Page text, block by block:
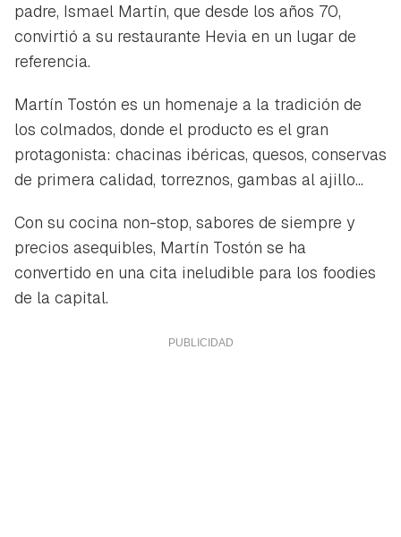
padre, Ismael Martín, que desde los años 70,
convirtió a su restaurante Hevia en un lugar de
referencia.
Martín Tostón es un homenaje a la tradición de
los colmados, donde el producto es el gran
protagonista: chacinas ibéricas, quesos, conservas
de primera calidad, torreznos, gambas al ajillo...
Con su cocina non-stop, sabores de siempre y
precios asequibles, Martín Tostón se ha
convertido en una cita ineludible para los foodies
de la capital.